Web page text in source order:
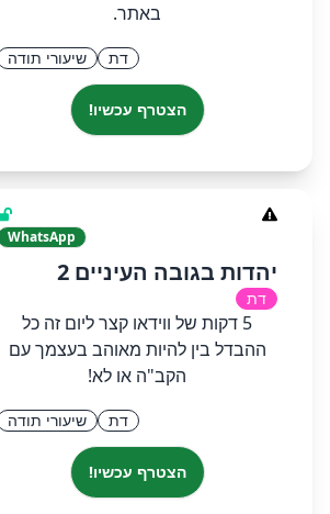
באתר.
דת שיעורי תודה
הצטרף עכשיו!
WhatsApp
יהדות בגובה העיניים 2
דת
5 דקות של ווידאו קצר ליום זה כל
ההבדל בין להיות מאוהב בעצמך עם
הקב"ה או לא!
דת שיעורי תודה
הצטרף עכשיו!